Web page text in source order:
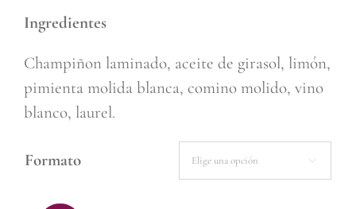
Ingredientes
Champiñon laminado, aceite de girasol, limón,
pimienta molida blanca, comino molido, vino
blanco, laurel.
Formato 